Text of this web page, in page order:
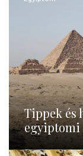
Tippek és
egyiptomi